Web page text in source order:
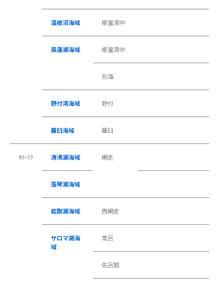
温根沼海域 根室湾中
風蓮湖海域 根室湾中
別海
野付湾海域 野付
羅臼海域 羅臼
ｵﾎｰﾂｸ 涛沸湖海域 網走
藻琴湖海域
能取湖海域 西網走
サロマ湖海
域
常呂
佐呂間